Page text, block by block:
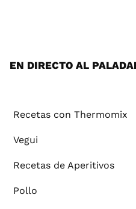
EN DIRECTO AL
Recetas con Thermomix
Vegui
Recetas de Aperitivos
Pollo